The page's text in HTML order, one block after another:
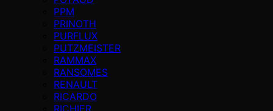
PPM
PRINOTH
PURFLUX
PUTZMEISTER
RAMMAX
RANSOMES
RENAULT
RICARDO
RICHIER